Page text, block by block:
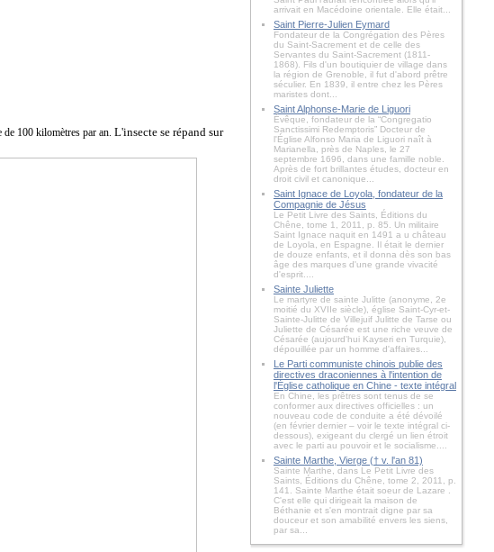
L'insecte se répand sur
arrivait en Macédoine orientale. Elle était...
Saint Pierre-Julien Eymard
Fondateur de la Congrégation des Pères
du Saint-Sacrement et de celle des
Servantes du Saint-Sacrement (1811-
1868). Fils d'un boutiquier de village dans
la région de Grenoble, il fut d'abord prêtre
séculier. En 1839, il entre chez les Pères
maristes dont...
Saint Alphonse-Marie de Liguori
Évêque, fondateur de la “Congregatio
Sanctissimi Redemptoris” Docteur de
l'Église Alfonso Maria de Liguori naît à
Marianella, près de Naples, le 27
septembre 1696, dans une famille noble.
Après de fort brillantes études, docteur en
droit civil et canonique...
Saint Ignace de Loyola, fondateur de la
Compagnie de Jésus
Le Petit Livre des Saints, Éditions du
Chêne, tome 1, 2011, p. 85. Un militaire
Saint Ignace naquit en 1491 a u château
de Loyola, en Espagne. Il était le dernier
de douze enfants, et il donna dès son bas
âge des marques d'une grande vivacité
d'esprit....
Sainte Juliette
Le martyre de sainte Julitte (anonyme, 2e
moitié du XVIIe siècle), église Saint-Cyr-et-
Sainte-Julitte de Villejuif Julitte de Tarse ou
Juliette de Césarée est une riche veuve de
Césarée (aujourd'hui Kayseri en Turquie),
dépouillée par un homme d'affaires...
Le Parti communiste chinois publie des
directives draconiennes à l'intention de
l'Église catholique en Chine - texte intégral
En Chine, les prêtres sont tenus de se
conformer aux directives officielles : un
nouveau code de conduite a été dévoilé
(en février dernier – voir le texte intégral ci-
dessous), exigeant du clergé un lien étroit
avec le parti au pouvoir et le socialisme....
Sainte Marthe, Vierge († v. l'an 81)
Sainte Marthe, dans Le Petit Livre des
Saints, Éditions du Chêne, tome 2, 2011, p.
141. Sainte Marthe était soeur de Lazare .
C'est elle qui dirigeait la maison de
Béthanie et s'en montrait digne par sa
douceur et son amabilité envers les siens,
par sa...